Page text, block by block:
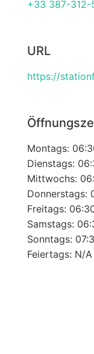
+33 387-312-
URL
https://
Montags:
Dienstags:
Mittwochs:
Donnerstags:
Freitags:
Samstags:
Sonntags:
Feiertags: N/A